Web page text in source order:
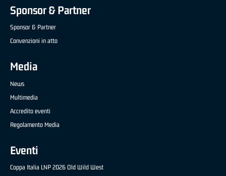
Sponsor & Partner
Sponsor & Partner
Convenzioni in atto
Media
News
Multimedia
Accredito eventi
Regolamento Media
Eventi
Coppa Italia LNP 2026 Old Wild West